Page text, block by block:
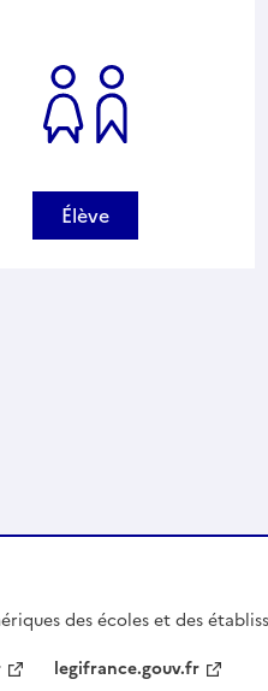
Élève
des écoles et des
legifrance.gouv.fr